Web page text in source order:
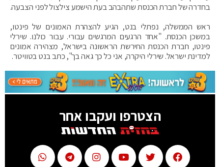
בחדרה של חברת הכנסת שתהבהב בעת הישמע צילצול לפני הצבעה.
ראש הממשלה, נפתלי בנט, הגיע להצהרת האמונים של פינטו,
במשכן הכנסת. "אחד הרגעים המרגשים עבורי. עבור כולנו. שירלי
פינטו, חברת הכנסת החירשת הראשונה בישראל, מצהירה אמונים
למדינת ישראל. שירלי היקרה, אני כל כך גאה בך", כתב בנט בטוויטר.
הצטרפו ועקבו אחר